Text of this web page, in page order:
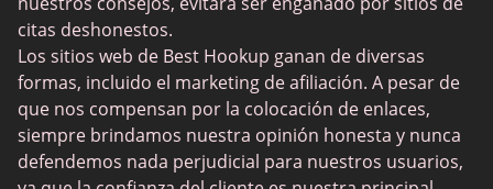
citas deshonestos.
Los sitios web de Best Hookup ganan de diversas
formas, incluido el marketing de afiliación. A pesar de
que nos compensan por la colocación de enlaces,
siempre brindamos nuestra opinión honesta y nunca
defendemos nada perjudicial para nuestros usuarios,